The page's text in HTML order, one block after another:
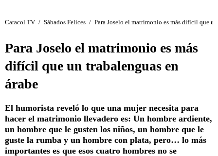
Caracol TV / Sábados Felices / Para Joselo el matrimonio es más difícil que
Para Joselo el matrimonio es más
difícil que un trabalenguas en
árabe
El humorista reveló lo que una mujer necesita para
hacer el matrimonio llevadero es: Un hombre ardiente,
un hombre que le gusten los niños, un hombre que le
guste la rumba y un hombre con plata, pero… lo más
importantes es que esos cuatro hombres no se